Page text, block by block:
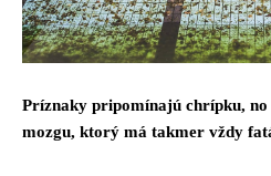
Príznaky pripomínajú chrípku, no
mozgu, ktorý má takmer vždy